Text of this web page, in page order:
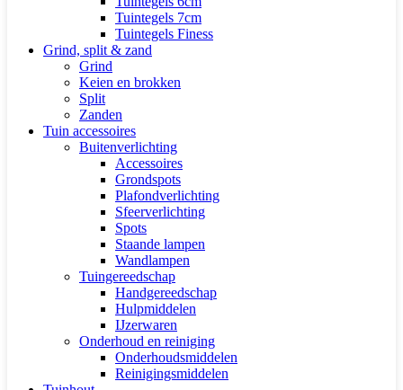
Tuintegels 7cm
Tuintegels Finess
Grind, split & zand
Grind
Keien en brokken
Split
Zanden
Tuin accessoires
Buitenverlichting
Accessoires
Grondspots
Plafondverlichting
Sfeerverlichting
Spots
Staande lampen
Wandlampen
Tuingereedschap
Handgereedschap
Hulpmiddelen
IJzerwaren
Onderhoud en reiniging
Onderhoudsmiddelen
Reinigingsmiddelen